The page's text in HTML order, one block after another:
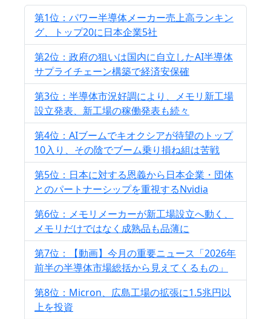
第1位：パワー半導体メーカー売上高ランキン
グ、トップ20に日本企業5社
第2位：政府の狙いは国内に自立したAI半導体
サプライチェーン構築で経済安保確
第3位：半導体市況好調により、メモリ新工場
設立発表、新工場の稼働発表も続々
第4位：AIブームでキオクシアが待望のトップ
10入り、その陰でブーム乗り損ね組は苦戦
第5位：日本に対する恩義から日本企業・団体
とのパートナーシップを重視するNvidia
第6位：メモリメーカーが新工場設立へ動く、
メモリだけではなく成熟品も品薄に
第7位：【動画】今月の重要ニュース「2026年
前半の半導体市場総括から見えてくるもの」
第8位：Micron、広島工場の拡張に1.5兆円以
上を投資